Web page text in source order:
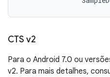
CTS v2
Para o Android 7.0 ou
v2. Para mais detalhes,